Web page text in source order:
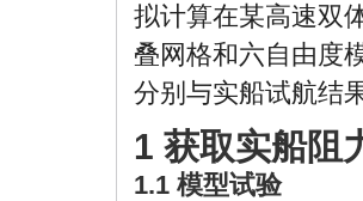
拟计算在某高速双
叠网格和六自由度
分别与实船试航结
1 获取实船阻
1.1 模型试验